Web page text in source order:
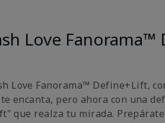
Love Fanorama™
Love Fanorama™ Define+Lift,
encanta, pero ahora con una
que realza tu mirada.